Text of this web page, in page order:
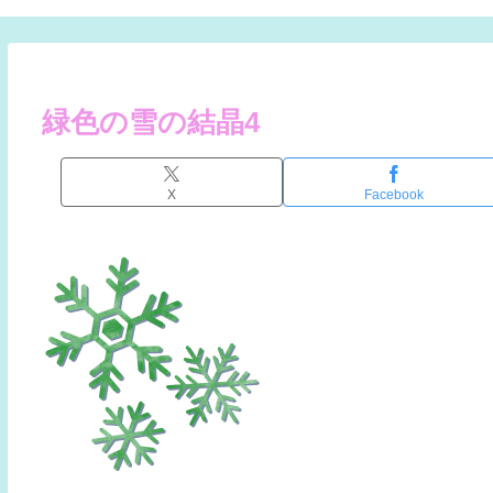
緑色の雪の結晶4
X Facebook